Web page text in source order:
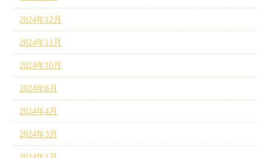
2024年12月
2024年11月
2024年10月
2024年6月
2024年4月
2024年3月